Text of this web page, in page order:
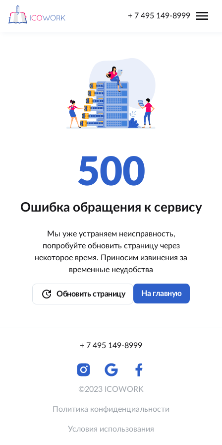
+ 7 495 149-8999 menu
500
Ошибка обращения к сервису
Мы уже устраняем неисправность,
попробуйте обновить страницу через
некоторое время. Приносим извинения за
временные неудобства
update Обновить страницу На главную
+ 7 495 149-8999
©2023 ICOWORK
Политика конфиденциальности
Условия использования